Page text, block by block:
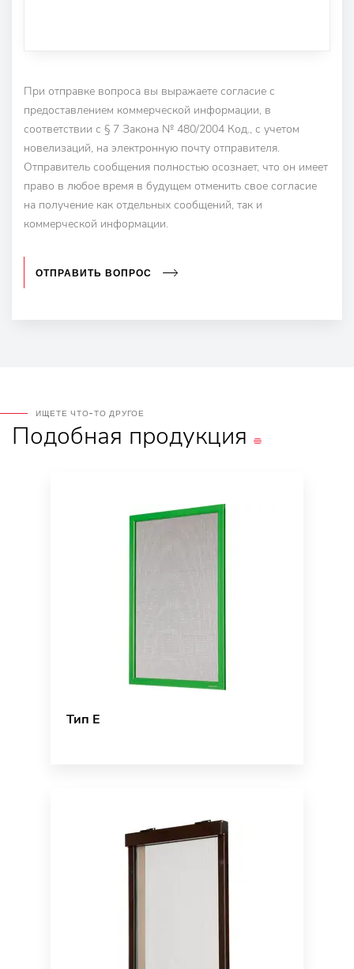
При отправке вопроса вы выражаете согласие с
предоставлением коммерческой информации, в
соответствии с § 7 Закона № 480/2004 Код., с учетом
новелизаций, на электронную почту отправителя.
Отправитель сообщения полностью осознает, что он имеет
право в любое время в будущем отменить свое согласие
на получение как отдельных сообщений, так и
коммерческой информации.
ОТПРАВИТЬ ВОПРОС
ИЩЕТЕ ЧТО-ТО ДРУГОЕ
Подобная продукция
Тип E